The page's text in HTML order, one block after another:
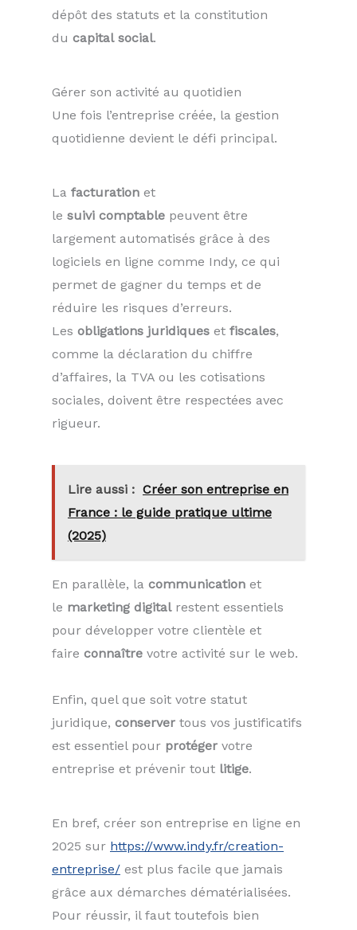
dépôt des statuts et la constitution
du capital social.
Gérer son activité au quotidien
Une fois l’entreprise créée, la gestion
quotidienne devient le défi principal.
La facturation et
le suivi comptable peuvent être
largement automatisés grâce à des
logiciels en ligne comme Indy, ce qui
permet de gagner du temps et de
réduire les risques d’erreurs.
Les obligations juridiques et fiscales,
comme la déclaration du chiffre
d’affaires, la TVA ou les cotisations
sociales, doivent être respectées avec
rigueur.
Lire aussi : Créer son entreprise en
France : le guide pratique ultime
(2025)
En parallèle, la communication et
le marketing digitalrestent essentiels
pour développer votre clientèle et
faire connaître votre activité sur le web.
Enfin, quel que soit votre statut
juridique, conserver tous vos justificatifs
est essentiel pour protéger votre
entreprise et prévenir tout litige.
En bref, créer son entreprise en ligne en
2025 sur https://www.indy.fr/creation-
entreprise/ est plus facile que jamais
grâce aux démarches dématérialisées.
Pour réussir, il faut toutefois bien